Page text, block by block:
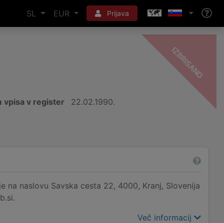
SL EUR Prijava
-
O
vpisa v register 22.02.1990.
na naslovu Savska cesta 22, 4000, Kranj, Slovenija
Več informacij